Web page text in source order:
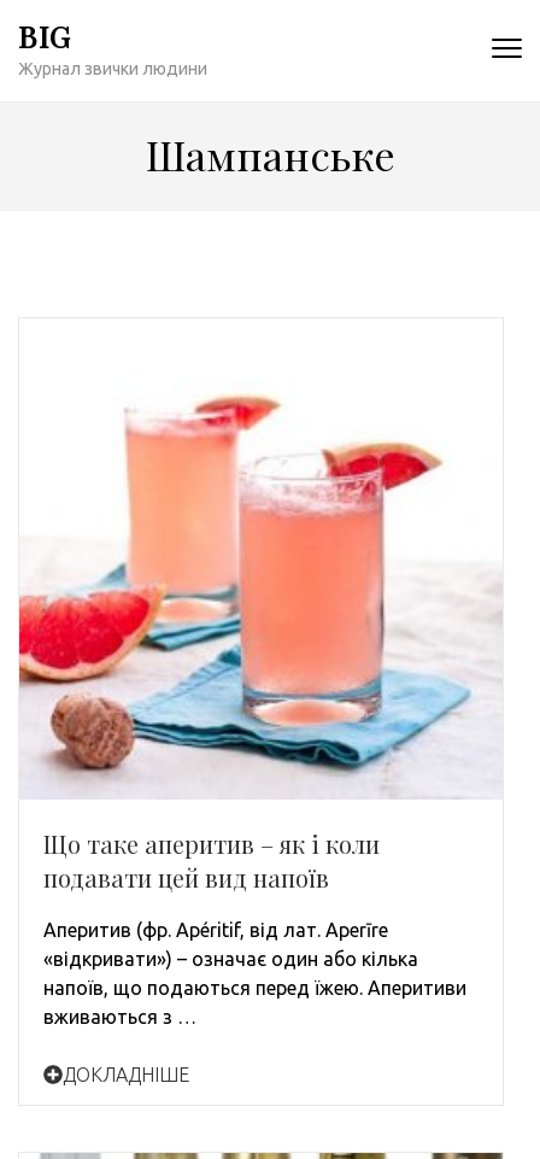
содержимому
BIG
Журнал звички людини
Шампанське
Що таке аперитив – як і коли
подавати цей вид напоїв
Аперитив (фр. Apéritif, від лат. Aperīre
«відкривати») – означає один або кілька
напоїв, що подаються перед їжею. Аперитиви
вживаються з …
ДОКЛАДНІШЕ